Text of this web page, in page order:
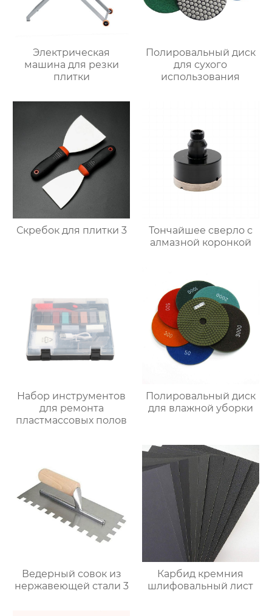
Электрическая
машина для резки
плитки
Полировальный диск
для сухого
использования
Скребок для плитки 3
Тончайшее сверло с
алмазной коронкой
Набор инструментов
для ремонта
пластмассовых полов
Полировальный диск
для влажной уборки
Ведерный совок из
нержавеющей стали 3
Карбид кремния
шлифовальный лист